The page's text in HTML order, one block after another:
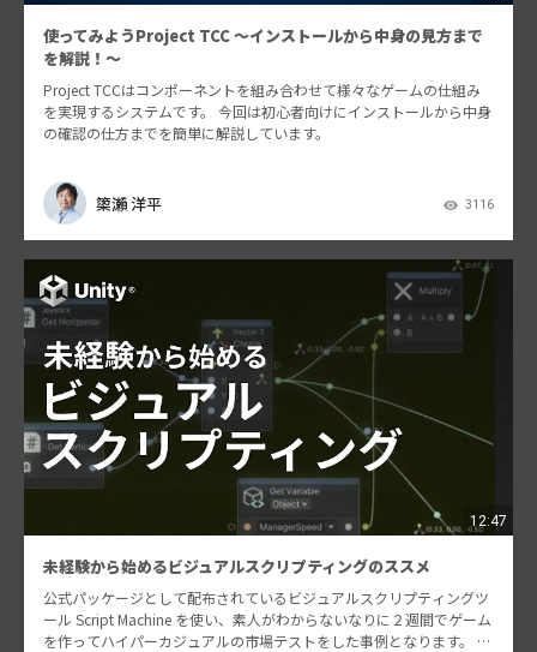
使ってみようProject TCC 〜インストールから中身の見方まで
を解説！〜
Project TCCはコンポーネントを組み合わせて様々なゲームの仕組み
を実現するシステムです。 今回は初心者向けにインストールから中身
の確認の仕方までを簡単に解説しています。
𥱋瀨 洋平 3116
12:47
未経験から始めるビジュアルスクリプティングのススメ
公式パッケージとして配布されているビジュアルスクリプティングツ
ール Script Machine を使い、素人がわからないなりに２週間でゲーム
を作ってハイパーカジュアルの市場テストをした事例となります。 実